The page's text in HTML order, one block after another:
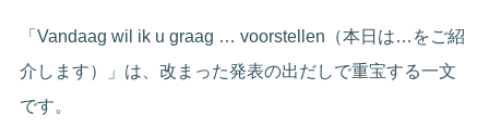
「Vandaag wil ik u graag … voorstellen（本日は…をご紹
介します）」は、改まった発表の出だしで重宝する一文
です。